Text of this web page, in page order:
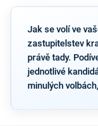
Jak se volí ve
zastupitelstev
právě tady.
jednotlivé
minulých